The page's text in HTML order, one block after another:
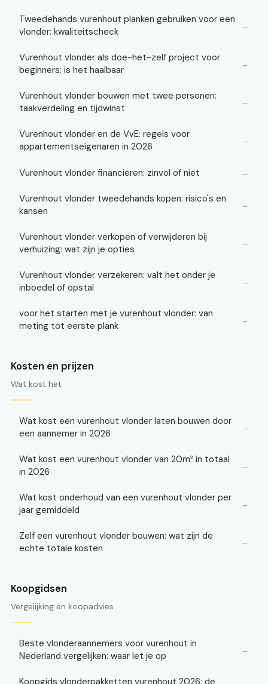
Tweedehands vurenhout planken gebruiken voor een
vlonder: kwaliteitscheck
→
Vurenhout vlonder als doe-het-zelf project voor
beginners: is het haalbaar
→
Vurenhout vlonder bouwen met twee personen:
taakverdeling en tijdwinst
→
Vurenhout vlonder en de VvE: regels voor
appartementseigenaren in 2026
→
Vurenhout vlonder financieren: zinvol of niet →
Vurenhout vlonder tweedehands kopen: risico's en
kansen
→
Vurenhout vlonder verkopen of verwijderen bij
verhuizing: wat zijn je opties
→
Vurenhout vlonder verzekeren: valt het onder je
inboedel of opstal
→
voor het starten met je vurenhout vlonder: van
meting tot eerste plank
→
Kosten en prijzen
Wat kost het
Wat kost een vurenhout vlonder laten bouwen door
een aannemer in 2026
→
Wat kost een vurenhout vlonder van 20m² in totaal
in 2026
→
Wat kost onderhoud van een vurenhout vlonder per
jaar gemiddeld
→
Zelf een vurenhout vlonder bouwen: wat zijn de
echte totale kosten
→
Koopgidsen
Vergelijking en koopadvies
Beste vlonderaannemers voor vurenhout in
Nederland vergelijken: waar let je op
→
Koopgids vlonderpakketten vurenhout 2026: de